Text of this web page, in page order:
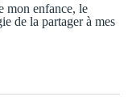
mon enfance, le
de la partager à mes